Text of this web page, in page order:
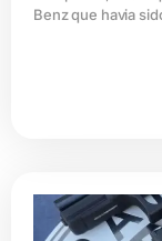
Benz que havia